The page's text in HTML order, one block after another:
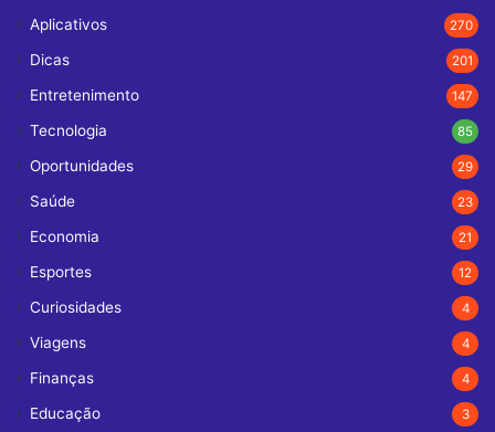
Aplicativos 270
Dicas 201
Entretenimento 147
Tecnologia 85
Oportunidades 29
Saúde 23
Economia 21
Esportes 12
Curiosidades 4
Viagens 4
Finanças 4
Educação 3